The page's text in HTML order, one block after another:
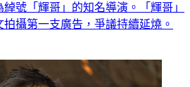
號「輝哥」的知名導演。「輝哥」
攝第一支廣告，爭議持續延燒。